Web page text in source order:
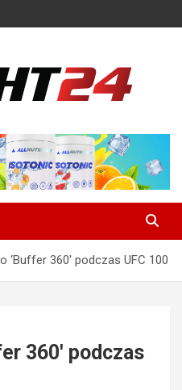
i K-1, UFC
‘Buffer 360′ podczas UFC 100
360′ podczas